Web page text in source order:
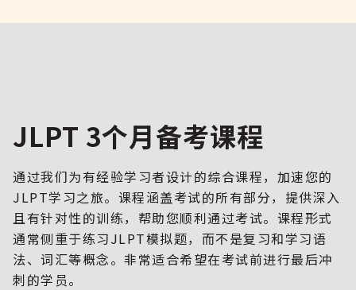
JLPT 3个月备考课程
通过我们为有经验学习者设计的综合课程，加速您的
JLPT学习之旅。课程涵盖考试的所有部分，提供深入
且有针对性的训练，帮助您顺利通过考试。课程形式
通常侧重于练习JLPT模拟题，而不是复习和学习语
法、词汇等概念。非常适合希望在考试前进行最后冲
刺的学员。